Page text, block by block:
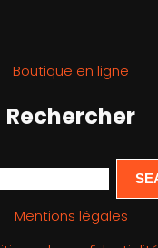
Boutique en ligne
Rechercher
Mentions légales